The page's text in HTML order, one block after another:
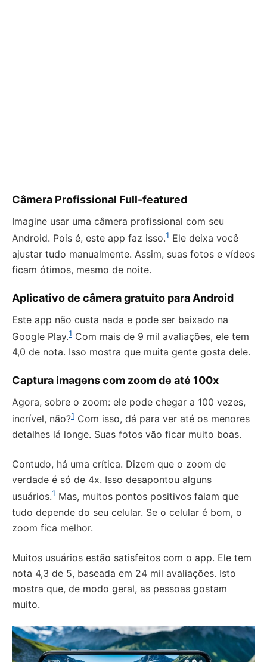
Câmera Profissional Full-featured
Imagine usar uma câmera profissional com seu
Android. Pois é, este app faz isso.1 Ele deixa você
ajustar tudo manualmente. Assim, suas fotos e vídeos
ficam ótimos, mesmo de noite.
Aplicativo de câmera gratuito para Android
Este app não custa nada e pode ser baixado na
Google Play.1 Com mais de 9 mil avaliações, ele tem
4,0 de nota. Isso mostra que muita gente gosta dele.
Captura imagens com zoom de até 100x
Agora, sobre o zoom: ele pode chegar a 100 vezes,
incrível, não?1 Com isso, dá para ver até os menores
detalhes lá longe. Suas fotos vão ficar muito boas.
Contudo, há uma crítica. Dizem que o zoom de
verdade é só de 4x. Isso desapontou alguns
usuários.1 Mas, muitos pontos positivos falam que
tudo depende do seu celular. Se o celular é bom, o
zoom fica melhor.
Muitos usuários estão satisfeitos com o app. Ele tem
nota 4,3 de 5, baseada em 24 mil avaliações. Isto
mostra que, de modo geral, as pessoas gostam
muito.